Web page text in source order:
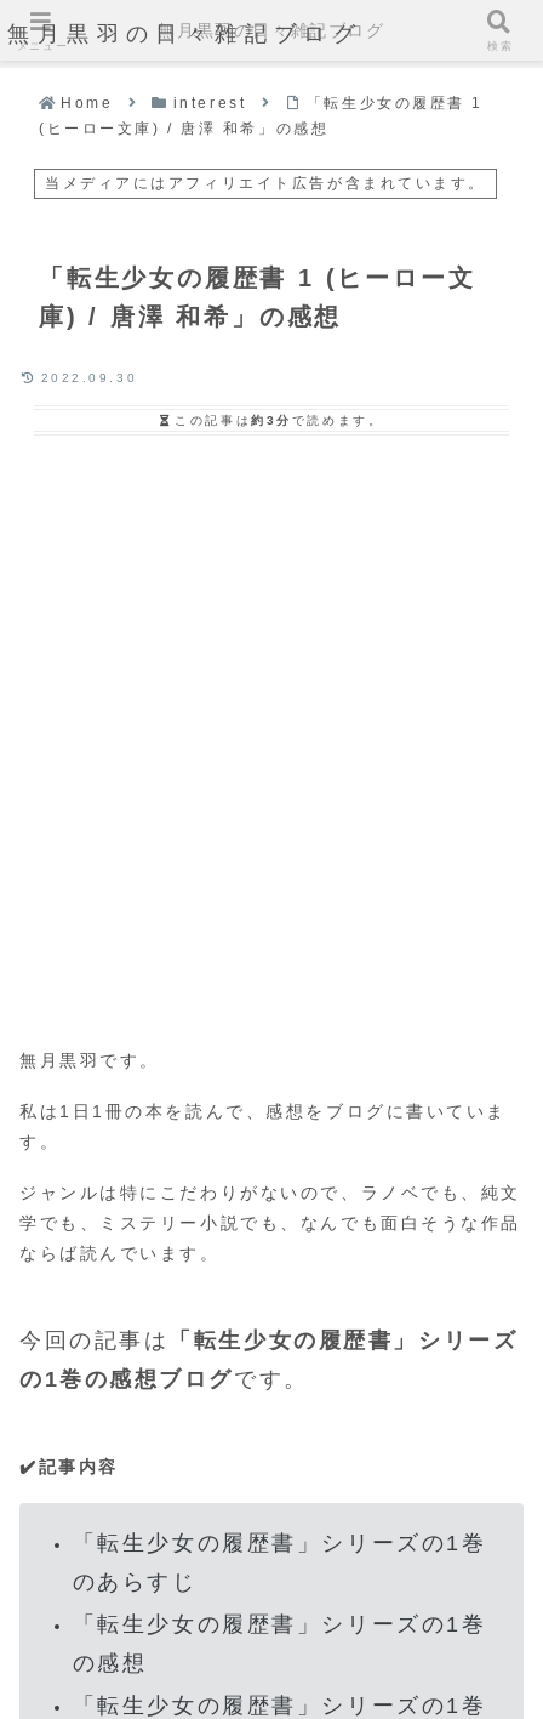
無月黒羽の日々雑記ブログ
Home interest
「転生少女の履歴書 1
(ヒーロー文庫) / 唐澤 和希」の感想
当メディアにはアフィリエイト広告が含まれています。
「転生少女の履歴書 1 (ヒーロー文
庫) / 唐澤 和希」の感想
2022.09.30
この記事は約3分 で読めます。
無月黒羽です。
私は1日1冊の本を読んで、感想をブログに書いていま
す。
ジャンルは特にこだわりがないので、ラノベでも、純文
学でも、ミステリー小説でも、なんでも面白そうな作品
ならば読んでいます。
今回の記事は
「転生少女の履歴書」シリーズ
の1巻の感想ブログです。
✔️記事内容
「転生少女の履歴書」シリーズの1巻
のあらすじ
「転生少女の履歴書」シリーズの1巻
の感想
「転生少女の履歴書」シリーズの1巻
メニュー
無月黒羽の日々雑記ブログ
検索